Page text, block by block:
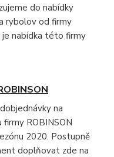
do nabídky
rybolov od firmy
je nabídka této firmy
na
ROBINSON
2020. Postupně
doplňovat zde na